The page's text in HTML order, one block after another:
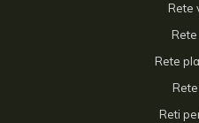
Rete
Rete
Reti